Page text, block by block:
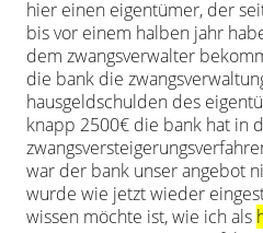
hier einen eigentümer, der
bis vor einem halben jahr
dem zwangsverwalter
die bank die
hausgeldschulden des
knapp 2500€ die bank hat in
war der bank unser angebot
wurde wie jetzt wieder
wissen möchte ist, wie ich als